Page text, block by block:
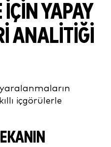
IÇIN YAPAY
ANALITIĞI
içgörülerle